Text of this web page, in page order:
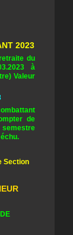
2023
du
à
Valeur
de
Section